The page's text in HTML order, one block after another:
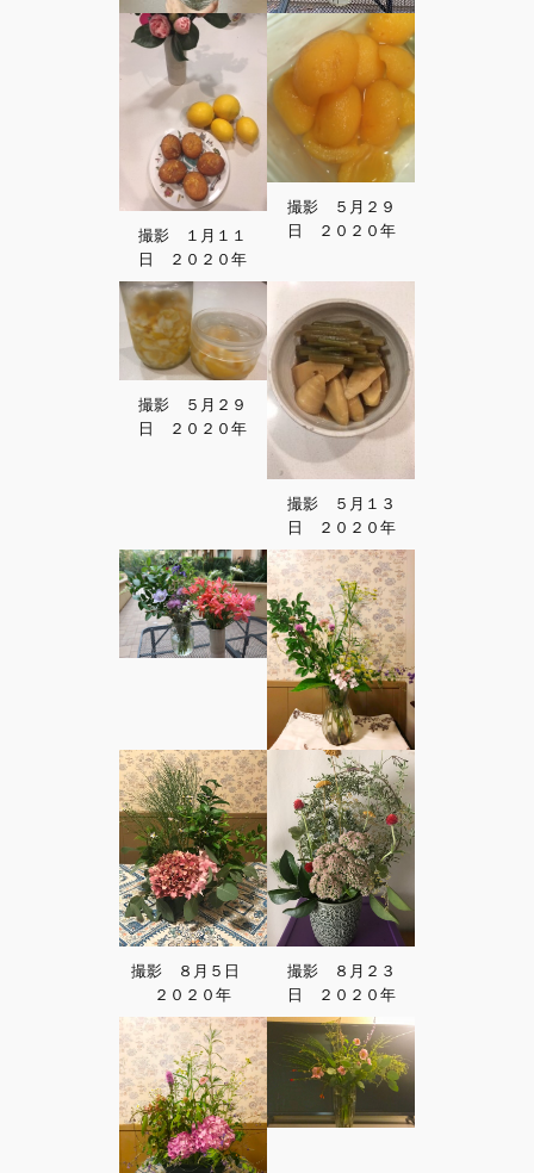
撮影 １月１１
日 ２０２０年
撮影 ５月２９
日 ２０２０年
撮影 ５月２９
日 ２０２０年
撮影 ５月１３
日 ２０２０年
撮影 ８月５日
２０２０年
撮影 ８月２３
日 ２０２０年